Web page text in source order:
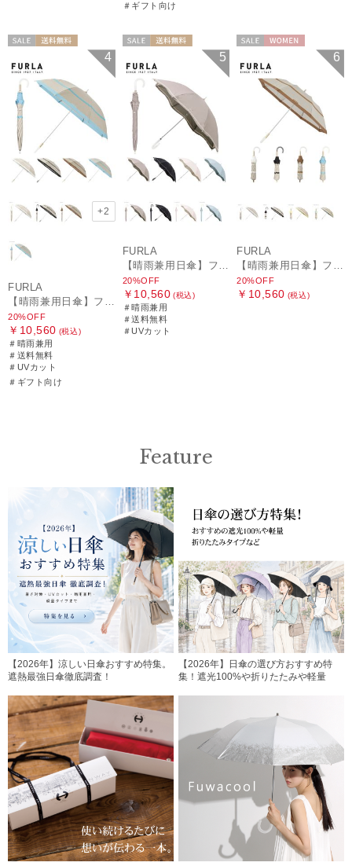
＃ギフト向け
ギフト向け
4
+2
FURLA
20%OFF
￥10,560 (税込)
＃晴雨兼用
＃送料無料
＃UVカット
＃ギフト向け
WOMEN
5
FURLA
20%OFF
￥10,560 (税込)
＃晴雨兼用
＃送料無料
＃UVカット
6
FURLA
20%OFF
￥10,560 (税込)
Feature
【2026年】涼しい日傘おすすめ特集。
遮熱最強日傘徹底調査！
【2026年】日傘の選び方おすすめ特
集！遮光100%や折りたたみや軽量